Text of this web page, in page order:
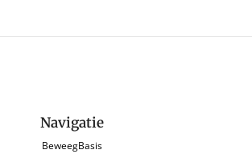
Navigatie
BeweegBasis